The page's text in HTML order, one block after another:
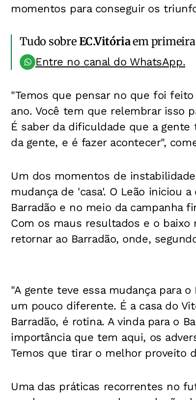
momentos para conseguir os
Tudo sobreEC.Vitóriaem
Entre no canal do WhatsApp.
"Temos que pensar no que foi
ano. Você tem que relembrar isso
É saber da dificuldade que a
da gente, e é fazer acontecer",
Um dos momentos de
mudança de 'casa'. O Leão iniciou
Barradão e no meio da campanha
Com os maus resultados e o
retornar ao Barradão, onde,
"A gente teve essa mudança para
um pouco diferente. É a casa do
Barradão, é rotina. A vinda para o
importância que tem aqui, os
Temos que tirar o melhor proveito
Uma das práticas recorrentes no